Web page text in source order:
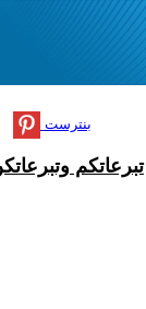
بنترست
تبرعاتكم